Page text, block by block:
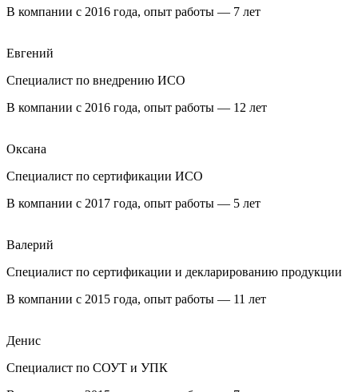
В компании с 2016 года, опыт работы — 7 лет
Евгений
Специалист по внедрению ИСО
В компании с 2016 года, опыт работы — 12 лет
Оксана
Специалист по сертификации ИСО
В компании с 2017 года, опыт работы — 5 лет
Валерий
Специалист по сертификации и декларированию продукции
В компании с 2015 года, опыт работы — 11 лет
Денис
Специалист по СОУТ и УПК